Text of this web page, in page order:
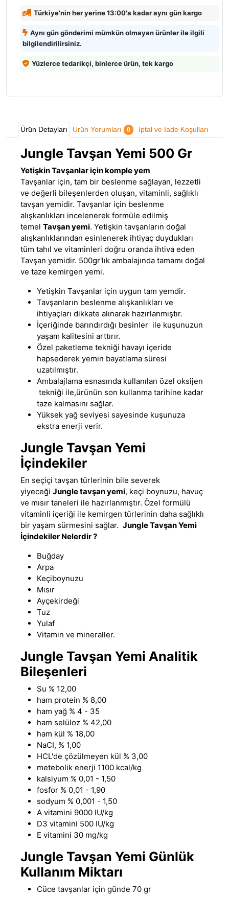
Türkiye'nin her yerine 13:00'a kadar aynı gün kargo
Aynı gün gönderimi mümkün olmayan ürünler ile ilgili
bilgilendirilirsiniz.
Yüzlerce tedarikçi, binlerce ürün, tek kargo
Ürün Detayları Ürün Yorumları 0 İptal ve İade Koşulları
Jungle Tavşan Yemi 500 Gr
Yetişkin Tavşanlar için komple yem
Tavşanlar için, tam bir beslenme sağlayan, lezzetli
ve değerli bileşenlerden oluşan, vitaminli, sağlıklı
tavşan yemidir. Tavşanlar için beslenme
alışkanlıkları incelenerek formüle edilmiş
temel Tavşan yemi. Yetişkin tavşanların doğal
alışkanlıklarından esinlenerek ihtiyaç duydukları
tüm tahıl ve vitaminleri doğru oranda ihtiva eden
Tavşan yemidir. 500gr'lık ambalajında tamamı doğal
ve taze kemirgen yemi.
Yetişkin Tavşanlar için uygun tam yemdir.
Tavşanların beslenme alışkanlıkları ve
ihtiyaçları dikkate alınarak hazırlanmıştır.
İçeriğinde barındırdığı besinler ile kuşunuzun
yaşam kalitesini arttırır.
Özel paketleme tekniği havayı içeride
hapsederek yemin bayatlama süresi
uzatılmıştır.
Ambalajlama esnasında kullanılan özel oksijen
tekniği ile,ürünün son kullanma tarihine kadar
taze kalmasını sağlar.
Yüksek yağ seviyesi sayesinde kuşunuza
ekstra enerji verir.
Jungle Tavşan Yemi
İçindekiler
En seçiçi tavşan türlerinin bile severek
yiyeceği Jungle tavşan yemi, keçi boynuzu, havuç
ve mısır taneleri ile hazırlanmıştır. Özel formülü
vitaminli içeriği ile kemirgen türlerinin daha sağlıklı
bir yaşam sürmesini sağlar. Jungle Tavşan Yemi
İçindekiler Nelerdir ?
Buğday
Arpa
Keçiboynuzu
Mısır
Ayçekirdeği
Tuz
Yulaf
Vitamin ve mineraller.
Jungle Tavşan Yemi Analitik
Bileşenleri
Su % 12,00
ham protein % 8,00
ham yağ % 4 - 35
ham selüloz % 42,00
ham kül % 18,00
NaCI, % 1,00
HCL'de çözülmeyen kül % 3,00
metebolik enerji 1100 kcal/kg
kalsiyum % 0,01 - 1,50
fosfor % 0,01 - 1,90
sodyum % 0,001 - 1,50
A vitamini 9000 IU/kg
D3 vitamini 500 IU/kg
E vitamini 30 mg/kg
Jungle Tavşan Yemi Günlük
Kullanım Miktarı
Cüce tavşanlar için günde 70 gr